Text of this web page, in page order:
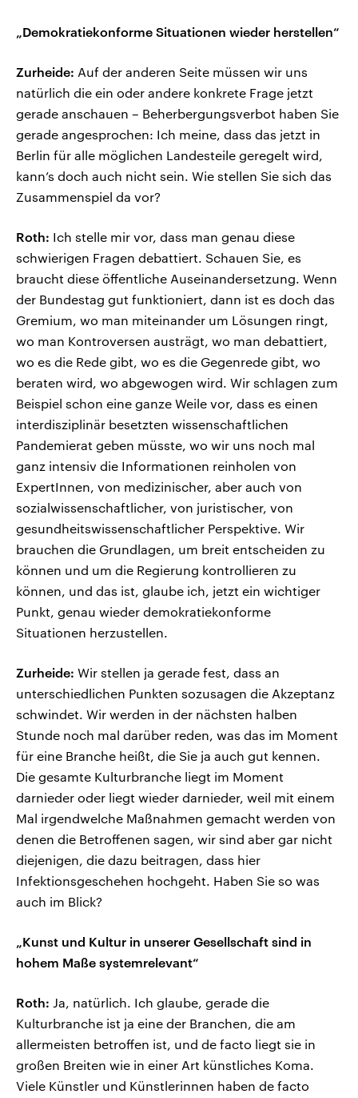
„Demokratiekonforme Situationen wieder herstellen“
Zurheide: Auf der anderen Seite müssen wir uns
natürlich die ein oder andere konkrete Frage jetzt
gerade anschauen – Beherbergungsverbot haben Sie
gerade angesprochen: Ich meine, dass das jetzt in
Berlin für alle möglichen Landesteile geregelt wird,
kann’s doch auch nicht sein. Wie stellen Sie sich das
Zusammenspiel da vor?
Roth: Ich stelle mir vor, dass man genau diese
schwierigen Fragen debattiert. Schauen Sie, es
braucht diese öffentliche Auseinandersetzung. Wenn
der Bundestag gut funktioniert, dann ist es doch das
Gremium, wo man miteinander um Lösungen ringt,
wo man Kontroversen austrägt, wo man debattiert,
wo es die Rede gibt, wo es die Gegenrede gibt, wo
beraten wird, wo abgewogen wird. Wir schlagen zum
Beispiel schon eine ganze Weile vor, dass es einen
interdisziplinär besetzten wissenschaftlichen
Pandemierat geben müsste, wo wir uns noch mal
ganz intensiv die Informationen reinholen von
ExpertInnen, von medizinischer, aber auch von
sozialwissenschaftlicher, von juristischer, von
gesundheitswissenschaftlicher Perspektive. Wir
brauchen die Grundlagen, um breit entscheiden zu
können und um die Regierung kontrollieren zu
können, und das ist, glaube ich, jetzt ein wichtiger
Punkt, genau wieder demokratiekonforme
Situationen herzustellen.
Zurheide: Wir stellen ja gerade fest, dass an
unterschiedlichen Punkten sozusagen die Akzeptanz
schwindet. Wir werden in der nächsten halben
Stunde noch mal darüber reden, was das im Moment
für eine Branche heißt, die Sie ja auch gut kennen.
Die gesamte Kulturbranche liegt im Moment
darnieder oder liegt wieder darnieder, weil mit einem
Mal irgendwelche Maßnahmen gemacht werden von
denen die Betroffenen sagen, wir sind aber gar nicht
diejenigen, die dazu beitragen, dass hier
Infektionsgeschehen hochgeht. Haben Sie so was
auch im Blick?
„Kunst und Kultur in unserer Gesellschaft sind in
hohem Maße systemrelevant“
Roth: Ja, natürlich. Ich glaube, gerade die
Kulturbranche ist ja eine der Branchen, die am
allermeisten betroffen ist, und de facto liegt sie in
großen Breiten wie in einer Art künstliches Koma.
Viele Künstler und Künstlerinnen haben de facto